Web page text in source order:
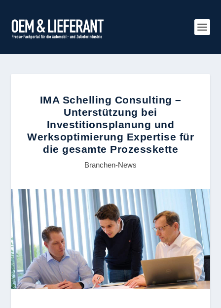
IMA Schelling Consulting –
Unterstützung bei
Investitionsplanung und
Werksoptimierung Expertise für
die gesamte Prozesskette
Branchen-News